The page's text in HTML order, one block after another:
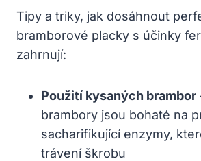
Tipy a triky, jak dosáhnout
bramborové placky s účinky
zahrnují:
Použití kysaných brambor
brambory jsou bohaté na
sacharifikující enzymy,
trávení škrobu